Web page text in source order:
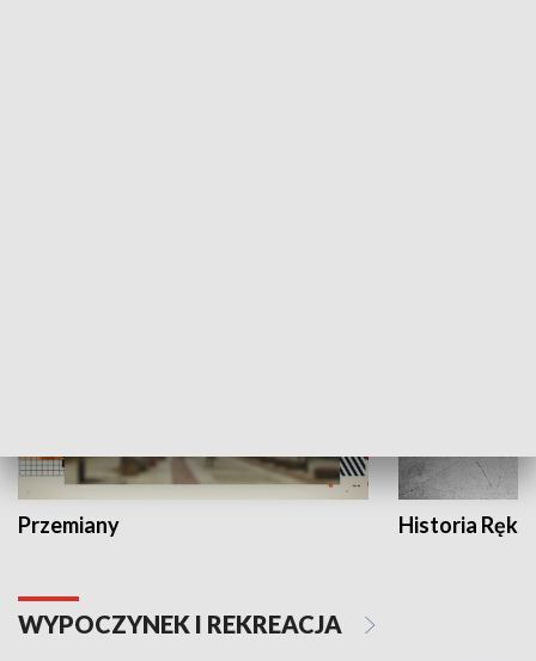
Przemiany Historia Ręką
WYPOCZYNEK I REKREACJA